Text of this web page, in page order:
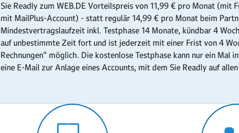
Sie Readly zum WEB.DE Vorteilspreis von 11,99 € pro Monat
mit MailPlus-Account) - statt regulär 14,99 € pro Monat beim
Mindestvertragslaufzeit inkl. Testphase 14 Monate, kündbar 4
auf unbestimmte Zeit fort und ist jederzeit mit einer Frist von 4
Rechnungen" möglich. Die kostenlose Testphase kann nur ein Mal
eine E-Mail zur Anlage eines Accounts, mit dem Sie Readly auf